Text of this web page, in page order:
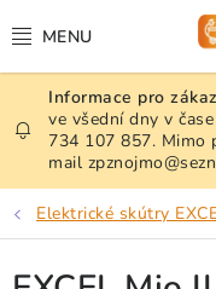
na
NAŠE SLUŽBY
ELEKTRICKÉ SKÚTRY
ELEKTR. INVALIDNÍ
ve všední dny v
734 107 857. Mimo
mail
Elektrické skútry